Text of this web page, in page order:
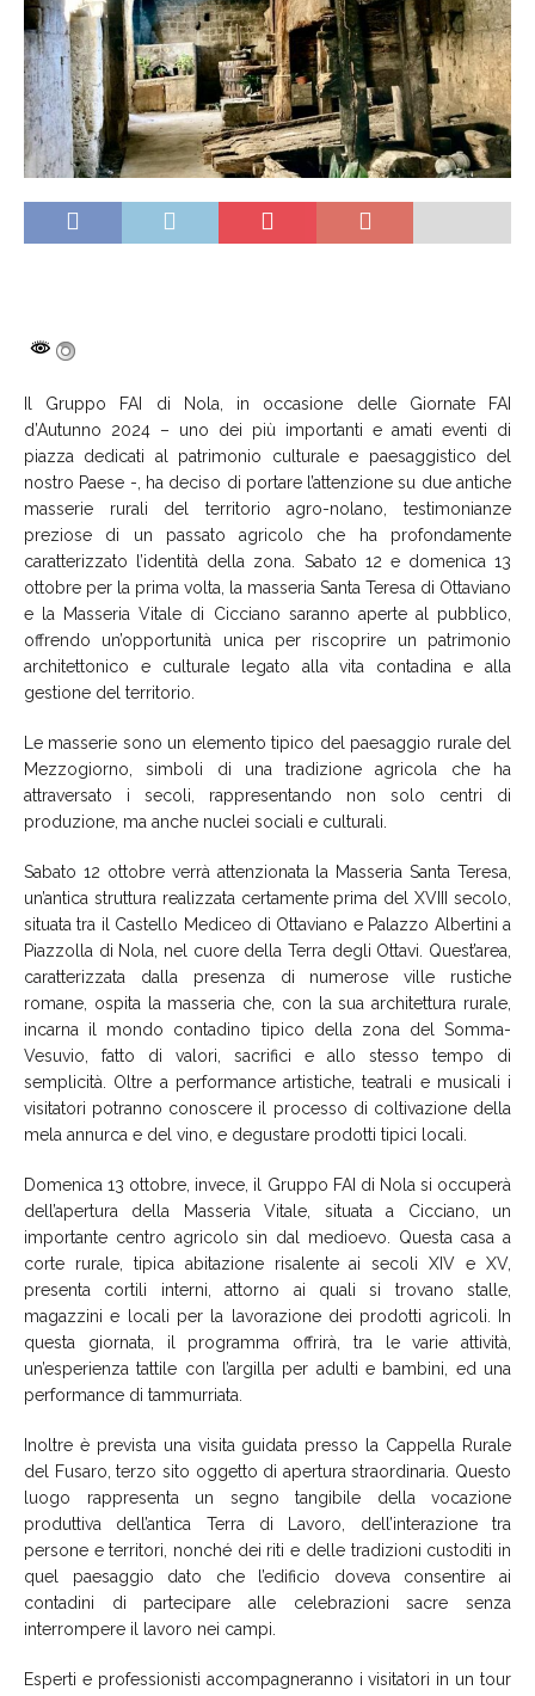
Il Gruppo FAI di Nola, in occasione delle Giornate FAI
d’Autunno 2024 – uno dei più importanti e amati eventi di
piazza dedicati al patrimonio culturale e paesaggistico del
nostro Paese -, ha deciso di portare l’attenzione su due antiche
masserie rurali del territorio agro-nolano, testimonianze
preziose di un passato agricolo che ha profondamente
caratterizzato l’identità della zona. Sabato 12 e domenica 13
ottobre per la prima volta, la masseria Santa Teresa di Ottaviano
e la Masseria Vitale di Cicciano saranno aperte al pubblico,
offrendo un’opportunità unica per riscoprire un patrimonio
architettonico e culturale legato alla vita contadina e alla
gestione del territorio.
Le masserie sono un elemento tipico del paesaggio rurale del
Mezzogiorno, simboli di una tradizione agricola che ha
attraversato i secoli, rappresentando non solo centri di
produzione, ma anche nuclei sociali e culturali.
Sabato 12 ottobre verrà attenzionata la Masseria Santa Teresa
un’antica struttura realizzata certamente prima del XVIII secolo,
situata tra il Castello Mediceo di Ottaviano e Palazzo Albertini a
Piazzolla di Nola, nel cuore della Terra degli Ottavi. Quest’area,
caratterizzata dalla presenza di numerose ville rustiche
romane, ospita la masseria che, con la sua architettura rurale,
incarna il mondo contadino tipico della zona del Somma-
Vesuvio, fatto di valori, sacrifici e allo stesso tempo di
semplicità. Oltre a performance artistiche, teatrali e musicali i
visitatori potranno conoscere il processo di coltivazione della
mela annurca e del vino, e degustare prodotti tipici locali.
Domenica 13 ottobre, invece, il Gruppo FAI di Nola si occuperà
dell’apertura della
Masseria Vitale , situata a Cicciano, un
importante centro agricolo sin dal medioevo. Questa casa a
corte rurale, tipica abitazione risalente ai secoli XIV e XV,
presenta cortili interni, attorno ai quali si trovano stalle,
magazzini e locali per la lavorazione dei prodotti agricoli. In
questa giornata, il programma offrirà, tra le varie attività,
un’esperienza tattile con l’argilla per adulti e bambini, ed una
performance di tammurriata.
Inoltre è prevista una visita guidata presso la Cappella Rurale
del Fusaro , terzo sito oggetto di apertura straordinaria. Questo
luogo rappresenta un segno tangibile della vocazione
produttiva dell’antica Terra di Lavoro, dell’interazione tra
persone e territori, nonché dei riti e delle tradizioni custoditi in
quel paesaggio dato che l’edificio doveva consentire ai
contadini di partecipare alle celebrazioni sacre senza
interrompere il lavoro nei campi.
Esperti e professionisti accompagneranno i visitatori in un tour